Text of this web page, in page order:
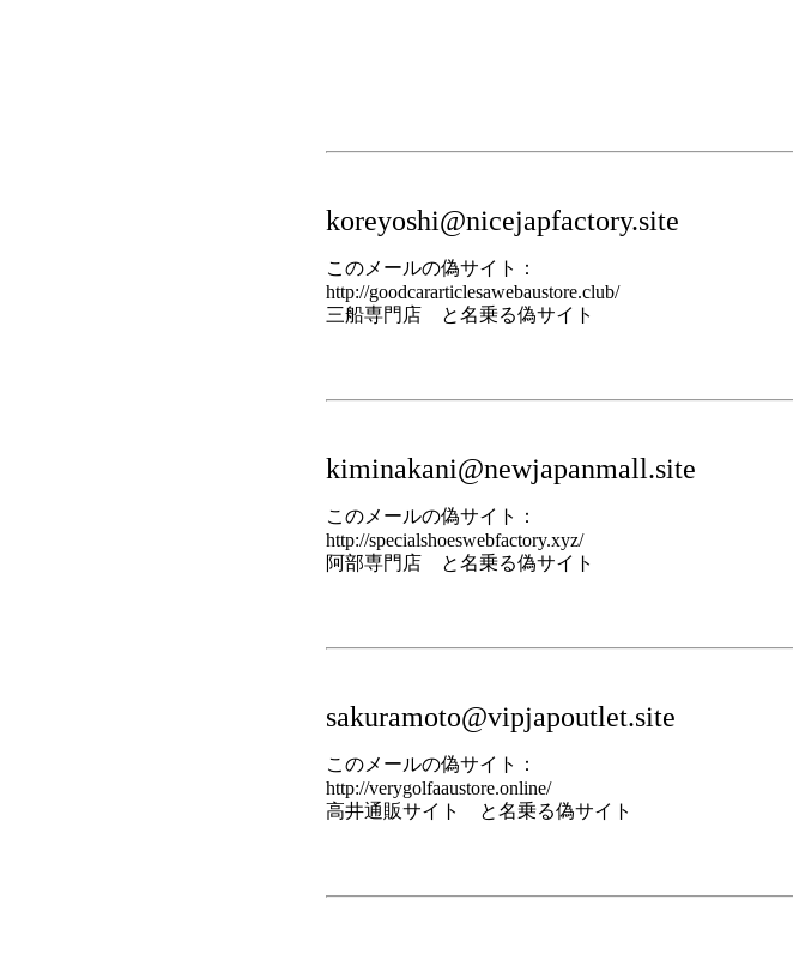
koreyoshi@nicejapfactory.site
このメールの偽サイト：
http://goodcararticlesawebaustore.club/
三船専門店 と名乗る偽サイト
kiminakani@newjapanmall.site
このメールの偽サイト：
http://specialshoeswebfactory.xyz/
阿部専門店 と名乗る偽サイト
sakuramoto@vipjapoutlet.site
このメールの偽サイト：
http://verygolfaaustore.online/
高井通販サイト と名乗る偽サイト